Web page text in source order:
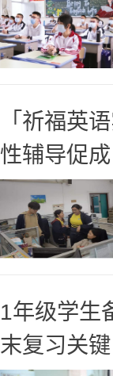
「祈福英
性辅导促成
1年级学生
末复习关键